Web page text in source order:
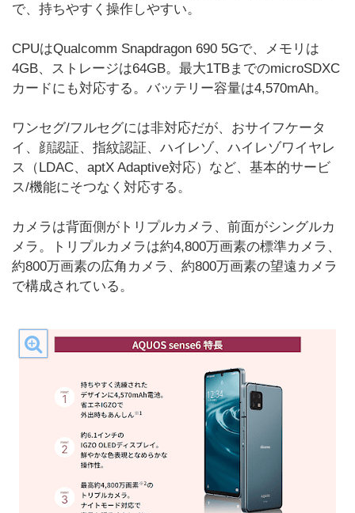
で、持ちやすく操作しやすい。
CPUはQualcomm Snapdragon 690 5Gで、メモリは
4GB、ストレージは64GB。最大1TBまでのmicroSDXC
カードにも対応する。バッテリー容量は4,570mAh。
ワンセグ/フルセグには非対応だが、おサイフケータ
イ、顔認証、指紋認証、ハイレゾ、ハイレゾワイヤレ
ス（LDAC、aptX Adaptive対応）など、基本的サービ
ス/機能にそつなく対応する。
カメラは背面側がトリプルカメラ、前面がシングルカ
メラ。トリプルカメラは約4,800万画素の標準カメラ、
約800万画素の広角カメラ、約800万画素の望遠カメラ
で構成されている。